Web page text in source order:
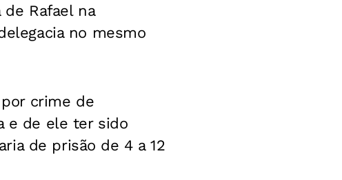
Rafael na
no mesmo
crime de
e de ele ter sido
de prisão de 4 a 12